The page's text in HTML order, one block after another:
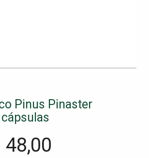
Pinus Pinaster
48,00